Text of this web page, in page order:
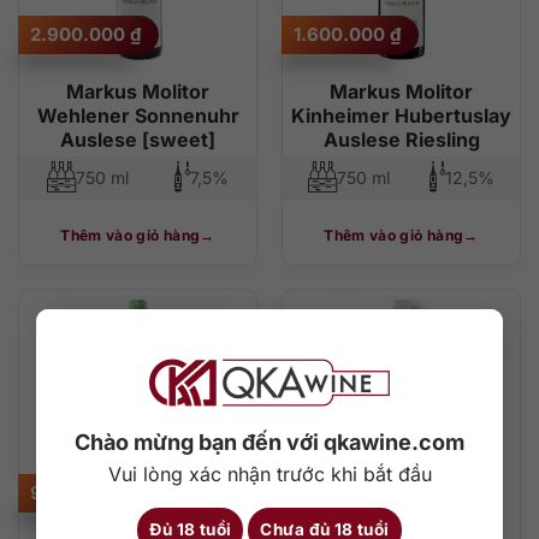
Chào mừng bạn đến với qkawine.com
Vui lòng xác nhận trước khi bắt đầu
Đủ 18 tuổi Chưa đủ 18 tuổi
Markus Molitor
Wehlener Sonnenuhr
Auslese [sweet]
2.900.000 ₫
750 ml 7,5%
Thêm vào giỏ hàng
Markus Molitor
Kinheimer Hubertuslay
Auslese Riesling
1.600.000 ₫
750 ml 12,5%
Thêm vào giỏ hàng
920.000